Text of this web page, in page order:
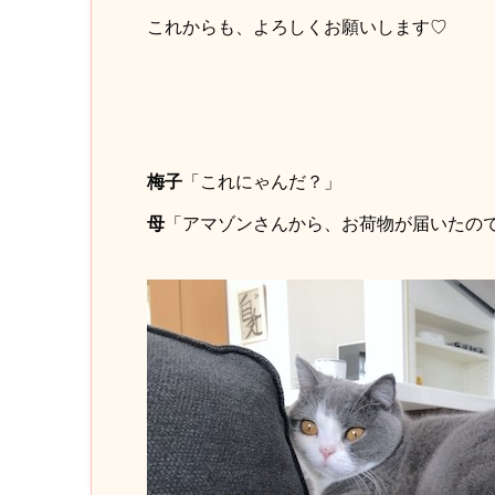
これからも、よろしくお願いします♡
梅子「これにゃんだ？」
母「アマゾンさんから、お荷物が届いたの